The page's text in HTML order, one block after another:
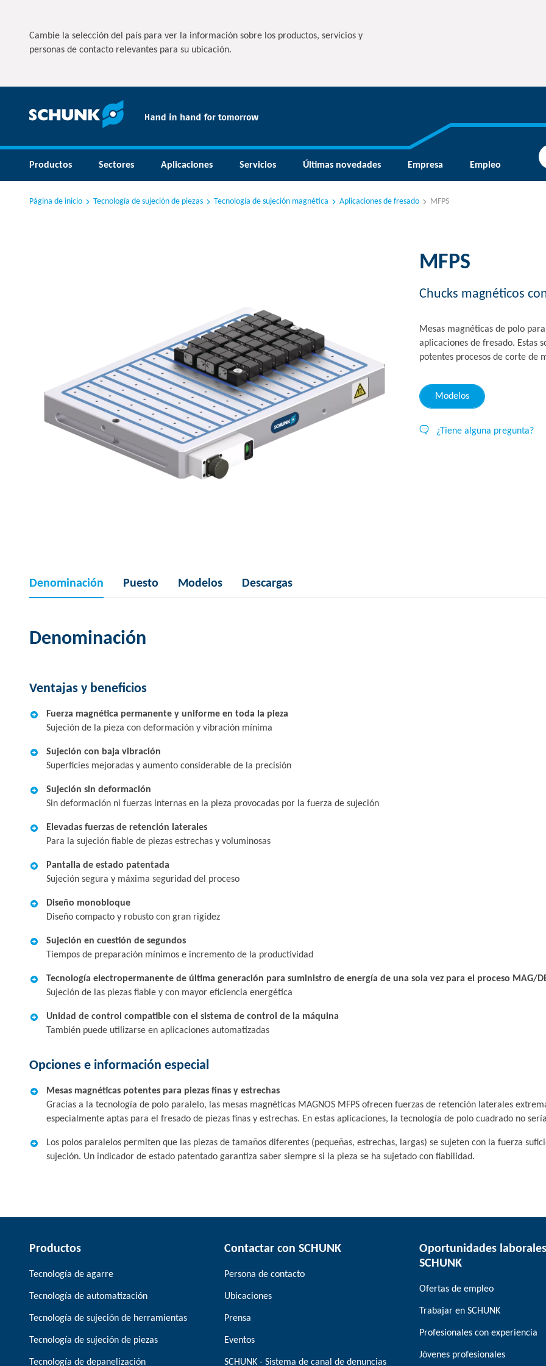
Cambie la selección del país para ver la información sobre los productos, servicios y
personas de contacto relevantes para su ubicación.
Productos Sectores Aplicaciones Servicios Últimas novedades Empresa Empleo
Página de inicio Tecnología de sujeción de piezas Tecnología de sujeción magnética Aplicaciones de fresado MFPS
MFPS
Chucks magnéticos
Mesas magnéticas de polo
aplicaciones de fresado. Estas
potentes procesos de corte de
Modelos
¿Tiene alguna pregunta?
Denominación Puesto Modelos Descargas
Denominación
Ventajas y beneficios
Fuerza magnética permanente y uniforme en toda la pieza
Sujeción de la pieza con deformación y vibración mínima
Sujeción con baja vibración
Superficies mejoradas y aumento considerable de la precisión
Sujeción sin deformación
Sin deformación ni fuerzas internas en la pieza provocadas por la fuerza de sujeción
Elevadas fuerzas de retención laterales
Para la sujeción fiable de piezas estrechas y voluminosas
Pantalla de estado patentada
Sujeción segura y máxima seguridad del proceso
Diseño monobloque
Diseño compacto y robusto con gran rigidez
Sujeción en cuestión de segundos
Tiempos de preparación mínimos e incremento de la productividad
Tecnología electropermanente de última generación para suministro de energía de una sola vez para el proceso MAG/
Sujeción de las piezas fiable y con mayor eficiencia energética
Unidad de control compatible con el sistema de control de la máquina
También puede utilizarse en aplicaciones automatizadas
Opciones e información especial
Mesas magnéticas potentes para piezas finas y estrechas
Gracias a la tecnología de polo paralelo, las mesas magnéticas MAGNOS MFPS ofrecen fuerzas de retención laterales
especialmente aptas para el fresado de piezas finas y estrechas. En estas aplicaciones, la tecnología de polo cuadrado no
Los polos paralelos permiten que las piezas de tamaños diferentes (pequeñas, estrechas, largas) se sujeten con la fuerza
sujeción. Un indicador de estado patentado garantiza saber siempre si la pieza se ha sujetado con fiabilidad.
Productos
Tecnología de agarre
Tecnología de automatización
Tecnología de sujeción de herramientas
Tecnología de sujeción de piezas
Tecnología de depanelización
Contactar con SCHUNK
Persona de contacto
Ubicaciones
Prensa
Eventos
SCHUNK - Sistema de canal de denuncias
Oportunidades
SCHUNK
Ofertas de empleo
Trabajar en SCHUNK
Profesionales con experiencia
Jóvenes profesionales